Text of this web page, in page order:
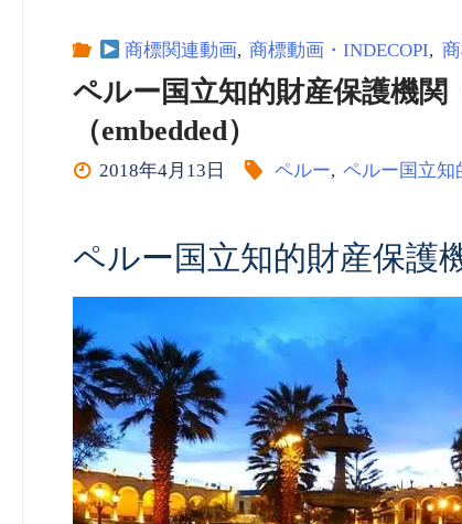
商標関連動画, 商標動画・INDECOPI,
ペルー国立知的財産保護機関
（embedded）
2018年4月13日 ペルー, ペルー国立知
ペルー国立知的財産保護